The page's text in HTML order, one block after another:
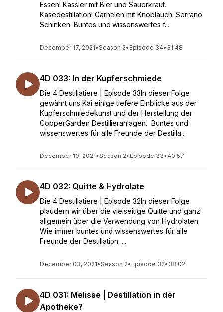
Essen! Kassler mit Bier und Sauerkraut.
Käsedestillation! Garnelen mit Knoblauch. Serrano
Schinken. Buntes und wissenswertes f...
December 17, 2021•Season 2• Episode 34• 31:48
4D 033: In der Kupferschmiede
Die 4 Destillatiere | Episode 33In dieser Folge
gewährt uns Kai einige tiefere Einblicke aus der
Kupferschmiedekunst und der Herstellung der
CopperGarden Destillieranlagen. Buntes und
wissenswertes für alle Freunde der Destilla...
December 10, 2021•Season 2• Episode 33• 40:57
4D 032: Quitte & Hydrolate
Die 4 Destillatiere | Episode 32In dieser Folge
plaudern wir über die vielseitige Quitte und ganz
allgemein über die Verwendung von Hydrolaten.
Wie immer buntes und wissenswertes für alle
Freunde der Destillation. ...
December 03, 2021•Season 2• Episode 32• 38:02
4D 031: Melisse | Destillation in der
Apotheke?